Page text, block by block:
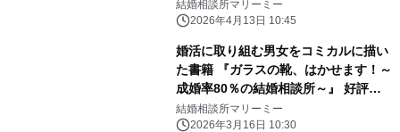
結婚相談所マリーミー
2026年4月13日 10:45
婚活に取り組む男女をコミカルに描い
た書籍 『ガラスの靴、はかせます！～
成婚率80％の結婚相談所～』 好評発
売中
結婚相談所マリーミー
2026年3月16日 10:30